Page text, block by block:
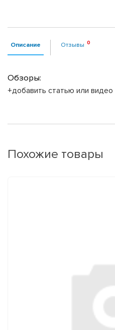
Описание Отзывы
Обзоры:
+добавить статью или видео
Похожие товары